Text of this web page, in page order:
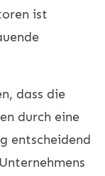
ist
dass die
durch eine
entscheidend